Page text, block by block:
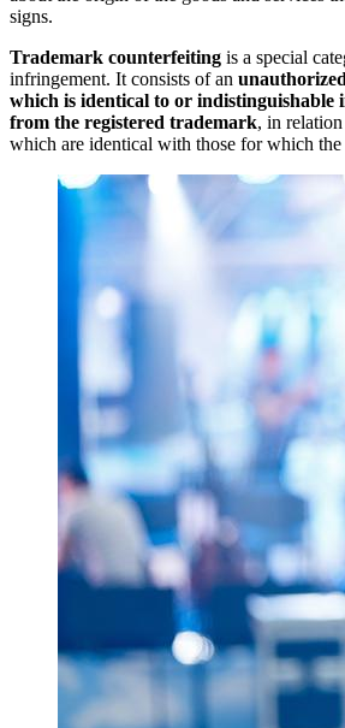
signs.
Trademark counterfeiting is a special
infringement. It consists of an
which is identical to or indistinguishable
from the registered trademark, in
which are identical with those for which the